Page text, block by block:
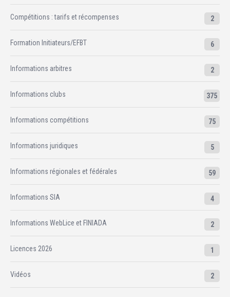
Compétitions : tarifs et récompenses 2
Formation Initiateurs/EFBT 6
Informations arbitres 2
Informations clubs 375
Informations compétitions 75
Informations juridiques 5
Informations régionales et fédérales 59
Informations SIA 4
Informations WebLice et FINIADA 2
Licences 2026 1
Vidéos 2